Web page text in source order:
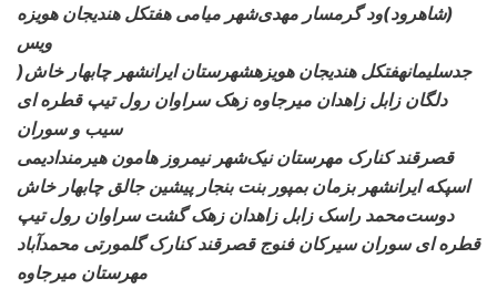
(شاهرود)ود گرمسار مهدی‌شهر میامی هفتکل هندیجان هویزه
ویس
)جدسلیمانهفتکل هندیجان هویزهشهرستان ایرانشهر چابهار خاش
دلگان زابل زاهدان میرجاوه زهک سراوان رول تیپ قطره ای
سیب و سوران
قصرقند کنارک مهرستان نیک‌شهر نیمروز هامون هیرمندادیمی
اسپکه ایرانشهر بزمان بمپور بنت بنجار پیشین جالق چابهار خاش
دوست‌محمد راسکزابل زاهدان زهک گشت سراوان رول تیپ
قطره ای سوران سیرکان فنوج قصرقند کنارک گلمورتی محمدآباد
مهرستان میرجاوه